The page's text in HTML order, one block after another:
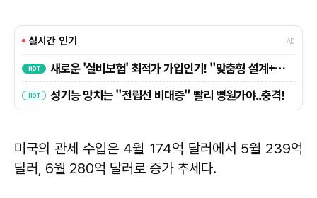
미국의 관세 수입은 4월 174억 달러에서 5월 239억
달러, 6월 280억 달러로 증가 추세다.